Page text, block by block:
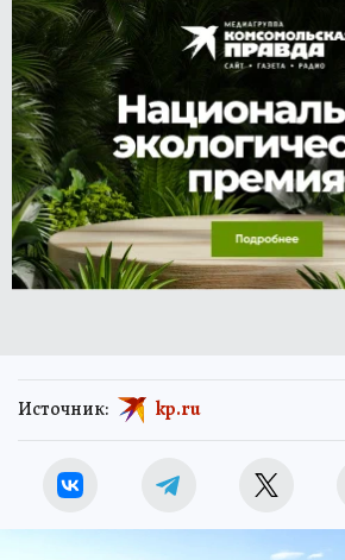
Источник: kp.ru